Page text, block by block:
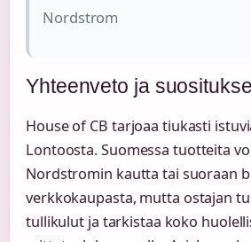
Nordstrom
Yhteenveto ja
House of CB tarjoaa tiukasti
Lontoosta. Suomessa tuotteita
Nordstromin kautta tai suoraan
verkkokaupasta, mutta ostajan
tullikulut ja tarkistaa koko